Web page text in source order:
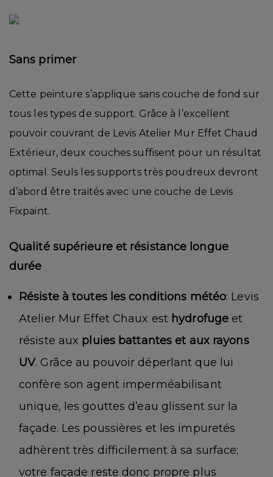
Sans primer
Cette peinture s’applique sans couche de fond sur
tous les types de support. Grâce à l’excellent
pouvoir couvrant de Levis Atelier Mur Effet Chaud
Extérieur, deux couches suffisent pour un résultat
optimal. Seuls les supports très poudreux devront
d’abord être traités avec une couche de Levis
Fixpaint.
Qualité supérieure et résistance longue
durée
Résiste à toutes les conditions météo: Levis
Atelier Mur Effet Chaux est hydrofuge et
résiste aux pluies battantes et aux rayons
UV. Grâce au pouvoir déperlant que lui
confère son agent imperméabilisant
unique, les gouttes d’eau glissent sur la
façade. Les poussières et les impuretés
adhèrent très difficilement à sa surface;
votre façade reste donc propre plus